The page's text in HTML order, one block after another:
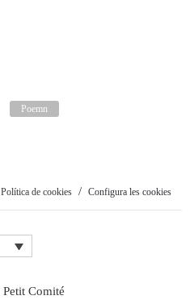
Poemn
Política de cookies Configura les cookies
Petit Comité